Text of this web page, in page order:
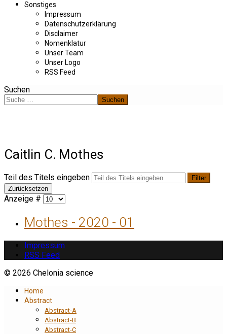
Sonstiges
Impressum
Datenschutzerklärung
Disclaimer
Nomenklatur
Unser Team
Unser Logo
RSS Feed
Suchen
Suchen
Caitlin C. Mothes
Teil des Titels eingeben
Filter
Zurücksetzen
Anzeige #
Mothes - 2020 - 01
Impressum
RSS Feed
© 2026 Chelonia science
Home
Abstract
Abstract-A
Abstract-B
Abstract-C